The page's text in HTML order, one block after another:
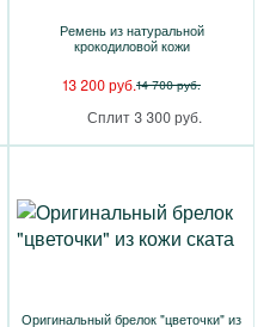
Ремень из натуральной
крокодиловой кожи
13 200 руб.14 700 руб.
Сплит 3 300 руб.
Оригинальный брелок "цветочки" из